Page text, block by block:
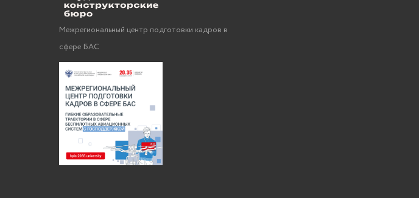
Межрегиональный центр подготовки кадров в
сфере БАС